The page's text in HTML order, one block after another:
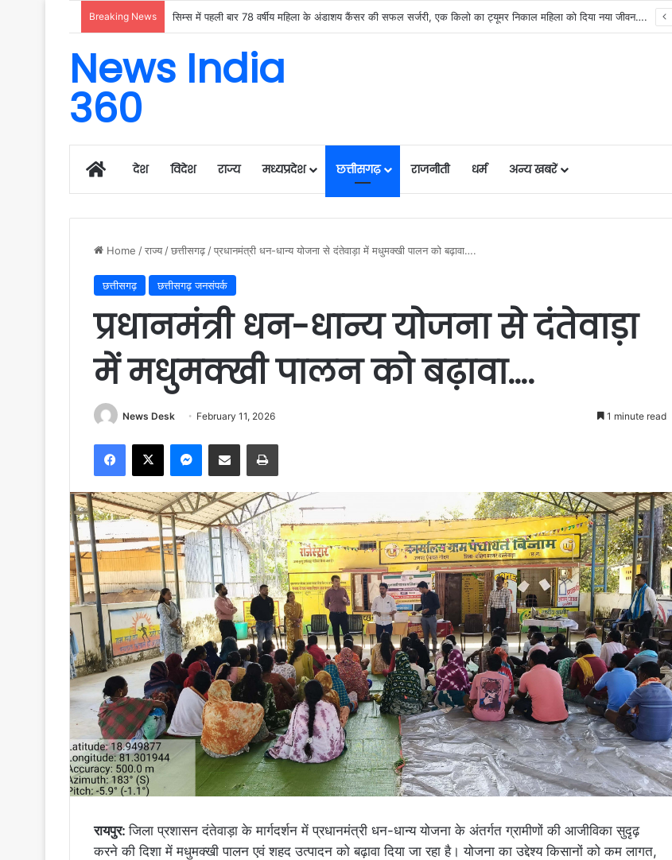
Breaking News मुख्यमंत्री विष्णुदेव साय के नेतृत्व में छत्तीसगढ़ को बड़ी उपलब्धि, SASCI 2026-27 के तहत प्रोत्साहन राशि प्राप्त करने वाला देश का पहला राज्य बना छत्तीसगढ़….
News India
360
Homeदेश विदेश राज्य मध्यप्रदेश छत्तीसगढ़ राजनीती धर्म अन्य खबरें
Home /राज्य /छत्तीसगढ़ /प्रधानमंत्री धन-धान्य योजना से दंतेवाड़ा में मधुमक्खी पालन को बढ़ावा….
छत्तीसगढ़ छत्तीसगढ़ जनसंपर्क
प्रधानमंत्री धन-धान्य योजना से दंतेवाड़ा
में मधुमक्खी पालन को बढ़ावा….
News Desk February 11, 2026 1 minute read
Facebook
X Messenger
Share via Email Print
रायपुर:जिला प्रशासन दंतेवाड़ा के मार्गदर्शन में प्रधानमंत्री धन-धान्य योजना के अंतर्गत ग्रामीणों की आजीविका सुदृढ़
करने की दिशा में मधुमक्खी पालन एवं शहद उत्पादन को बढ़ावा दिया जा रहा है। योजना का उद्देश्य किसानों को कम लागत,